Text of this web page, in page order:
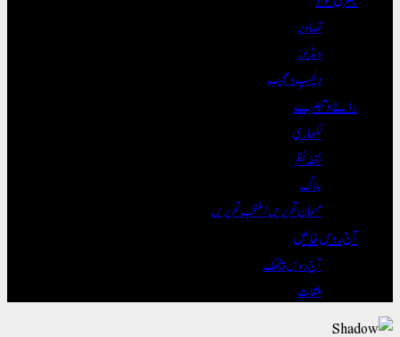
تصاویر
ویڈیوز
دلچسپ و عجیب
رائے و تبصرے
لکھاری
نقطہ نظر
بلاگ
مہمان تحریریں / منتخب تحریریں
آج روس خاص
آج روس بیٹھک
ملقات